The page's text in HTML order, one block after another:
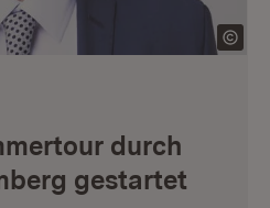
durch
gestartet